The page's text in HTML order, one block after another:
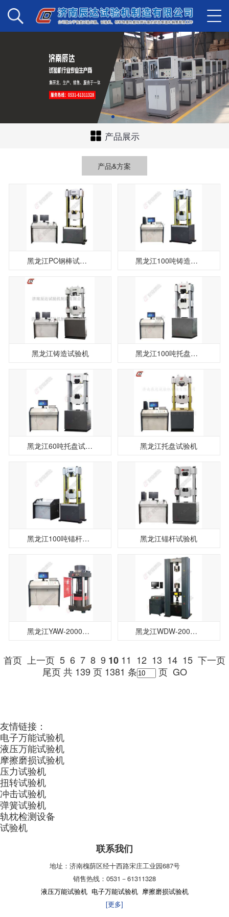
产品展示
产品&方案
黑龙江PC钢棒试验机 黑龙江100吨铸造件拉伸试验机
黑龙江铸造试验机 黑龙江100吨托盘试验机
黑龙江60吨托盘试验机 黑龙江托盘试验机
黑龙江100吨锚杆试验机 黑龙江锚杆试验机
黑龙江YAW-2000压力试验机 黑龙江WDW-200电子万能试验机
首页 上一页 5 6 7 8 9 10 11 12 13 14 15 下一页
尾页 共 139 页 1381 条 页 GO
友情链接：
电子万能试验机
液压万能试验机
摩擦磨损试验机
压力试验机
扭转试验机
冲击试验机
弹簧试验机
轨枕检测设备
试验机
联系我们
地址：济南槐荫区经十西路宋庄工业园687号
销售热线：0531－61311328
液压万能试验机 电子万能试验机 摩擦磨损试验机
[更多]